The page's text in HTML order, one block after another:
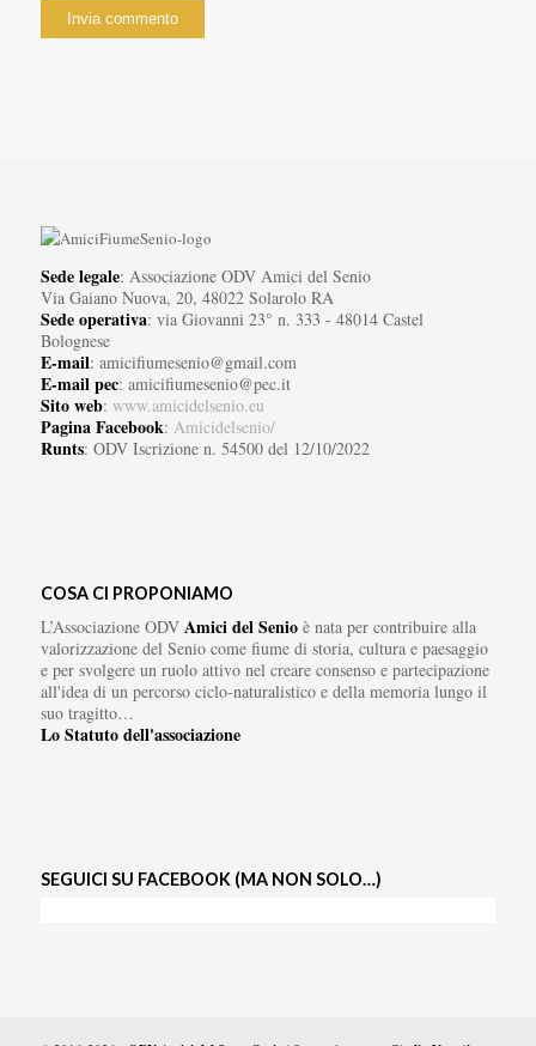
Sede legale: Associazione ODV Amici del Senio
Via Gaiano Nuova, 20, 48022 Solarolo RA
Sede operativa: via Giovanni 23° n. 333 - 48014 Castel
Bolognese
E-mail: amicifiumesenio@gmail.com
E-mail pec: amicifiumesenio@pec.it
Sito web: www.amicidelsenio.eu
Pagina Facebook: Amicidelsenio/
Runts: ODV Iscrizione n. 54500 del 12/10/2022
COSA CI PROPONIAMO
L’Associazione ODV Amici del Senioè nata per contribuire alla
valorizzazione del Senio come fiume di storia, cultura e paesaggio
e per svolgere un ruolo attivo nel creare consenso e partecipazione
all'idea di un percorso ciclo-naturalistico e della memoria lungo il
suo tragitto…
Lo Statuto dell'associazione
SEGUICI SU FACEBOOK (MA NON SOLO…)